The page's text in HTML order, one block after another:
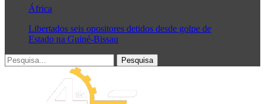
África
Libertados seis opositores detidos desde golpe de
Estado na Guiné-Bissau